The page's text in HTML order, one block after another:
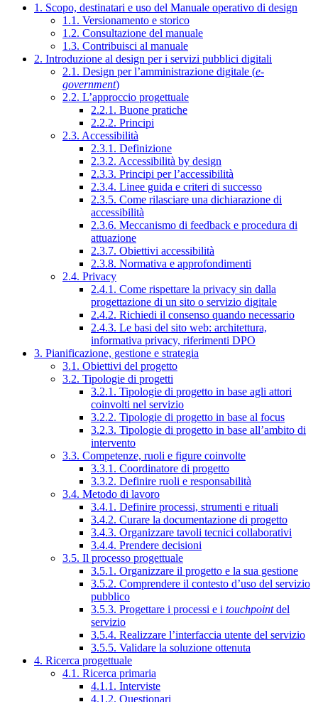
1. Scopo, destinatari e uso del Manuale operativo di design
1.1. Versionamento e storico
1.2. Consultazione del manuale
1.3. Contribuisci al manuale
2. Introduzione al design per i servizi pubblici digitali
2.1. Design per l’amministrazione digitale (e-
government)
2.2. L’approccio progettuale
2.2.1. Buone pratiche
2.2.2. Principi
2.3. Accessibilità
2.3.1. Definizione
2.3.2. Accessibilità by design
2.3.3. Principi per l’accessibilità
2.3.4. Linee guida e criteri di successo
2.3.5. Come rilasciare una dichiarazione di
accessibilità
2.3.6. Meccanismo di feedback e procedura di
attuazione
2.3.7. Obiettivi accessibilità
2.3.8. Normativa e approfondimenti
2.4. Privacy
2.4.1. Come rispettare la privacy sin dalla
progettazione di un sito o servizio digitale
2.4.2. Richiedi il consenso quando necessario
2.4.3. Le basi del sito web: architettura,
informativa privacy, riferimenti DPO
3. Pianificazione, gestione e strategia
3.1. Obiettivi del progetto
3.2. Tipologie di progetti
3.2.1. Tipologie di progetto in base agli attori
coinvolti nel servizio
3.2.2. Tipologie di progetto in base al focus
3.2.3. Tipologie di progetto in base all’ambito di
intervento
3.3. Competenze, ruoli e figure coinvolte
3.3.1. Coordinatore di progetto
3.3.2. Definire ruoli e responsabilità
3.4. Metodo di lavoro
3.4.1. Definire processi, strumenti e rituali
3.4.2. Curare la documentazione di progetto
3.4.3. Organizzare tavoli tecnici collaborativi
3.4.4. Prendere decisioni
3.5. Il processo progettuale
3.5.1. Organizzare il progetto e la sua gestione
3.5.2. Comprendere il contesto d’uso del servizio
pubblico
3.5.3. Progettare i processi e i touchpointdel
servizio
3.5.4. Realizzare l’interfaccia utente del servizio
3.5.5. Validare la soluzione ottenuta
4. Ricerca progettuale
4.1. Ricerca primaria
4.1.1. Interviste
4.1.2. Questionari